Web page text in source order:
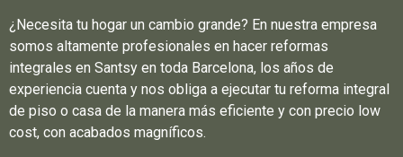
¿Necesita tu hogar un cambio grande? En nuestra empresa
somos altamente profesionales en hacer reformas
integrales en Santsy en toda Barcelona, los años de
experiencia cuenta y nos obliga a ejecutar tu reforma integral
de piso o casa de la manera más eficiente y con precio low
cost, con acabados magníficos.